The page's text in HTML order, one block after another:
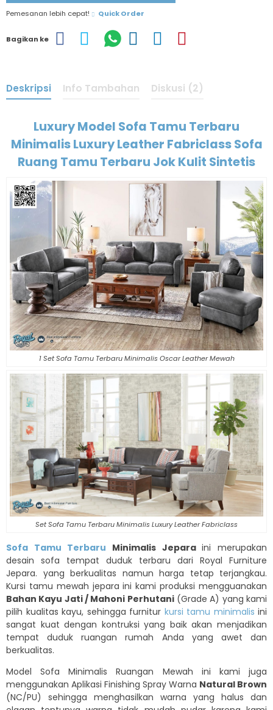
Pemesanan lebih cepat! Quick Order
Bagikan ke
Deskripsi Info Tambahan Diskusi (2)
Luxury Model Sofa Tamu Terbaru
Minimalis Luxury Leather Fabriclass Sofa
Ruang Tamu Terbaru Jok Kulit Sintetis
1 Set Sofa Tamu Terbaru Minimalis Oscar Leather Mewah
Set Sofa Tamu Terbaru Minimalis Luxury Leather Fabriclass
Sofa Tamu Terbaru Minimalis Jeparaini merupakan
desain sofa tempat duduk terbaru dari Royal Furniture
Jepara. yang berkualitas namun harga tetap terjangkau.
Kursi tamu mewah jepara ini kami produksi mengguanakan
Bahan Kayu Jati / Mahoni Perhutani(Grade A) yang kami
pilih kualitas kayu, sehingga furnitur kursi tamu minimalis ini
sangat kuat dengan kontruksi yang baik akan menjadikan
tempat duduk ruangan rumah Anda yang awet dan
berkualitas.
Model Sofa Minimalis Ruangan Mewah ini kami juga
menggunakan Aplikasi Finishing Spray Warna Natural Brown
(NC/PU) sehingga menghasilkan warna yang halus dan